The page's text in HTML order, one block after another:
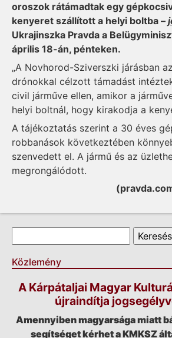
oroszok rátámadtak egy
kenyeret szállított a helyi boltba –
Ukrajinszka Pravda a
április 18-án, pénteken.
„A Novhorod-Sziverszki járásban
drónokkal célzott támadást
civil járműve ellen, amikor a
helyi boltnál, hogy kirakodja a
A tájékoztatás szerint a 30 éves
robbanások következtében
szenvedett el. A jármű és az
megrongálódott.
Keresés űrlap
Közlemény
A Kárpátaljai Magyar
újraindítja
Amennyiben magyarsága miatt
segítséget kérhet a KMKSZ